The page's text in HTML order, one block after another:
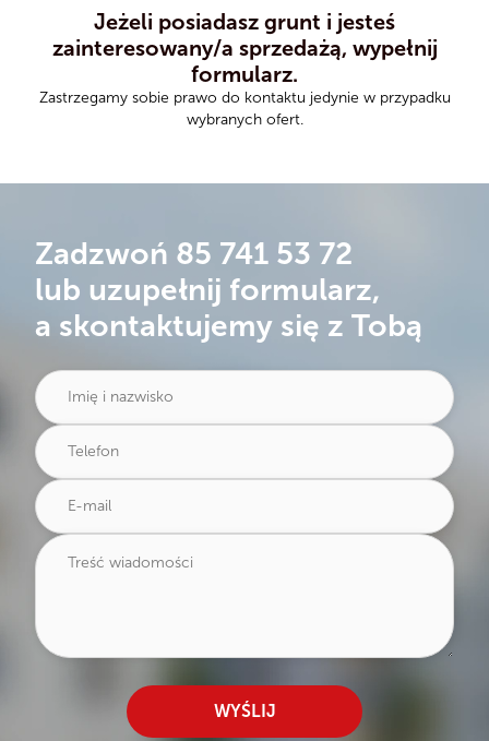
Jeżeli posiadasz grunt i jesteś
zainteresowany/a sprzedażą, wypełnij
formularz.
Zastrzegamy sobie prawo do kontaktu jedynie w przypadku
wybranych ofert.
Zadzwoń 85 741 53 72
lub uzupełnij formularz,
a skontaktujemy się z Tobą
WYŚLIJ